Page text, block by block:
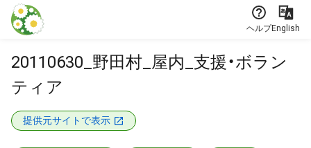
本文に飛ぶ
ヘルプEnglish
20110630_野田村_屋内_支援・ボラン
ティア
提供元サイトで表示